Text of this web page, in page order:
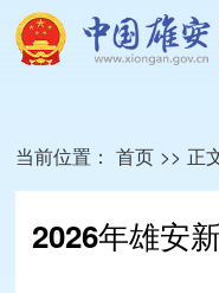
当前位置： 首页 >> 正
2026年雄安